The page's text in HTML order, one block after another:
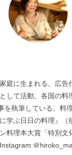
庭に生まれる。広告
して活動。各国の料
を執筆している。料
学ぶ日日の料理』（
料理本大賞「特別文
＠